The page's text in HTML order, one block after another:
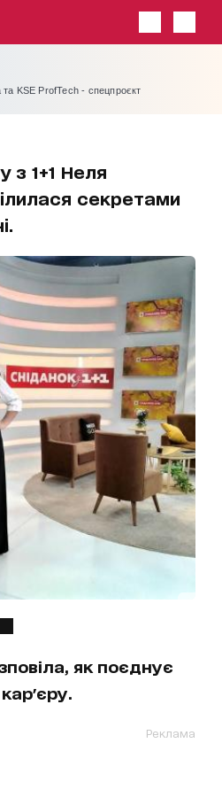
KSE ProfTech - спецпроєкт
з 1+1 Неля
секретами
як поєднує
Реклама